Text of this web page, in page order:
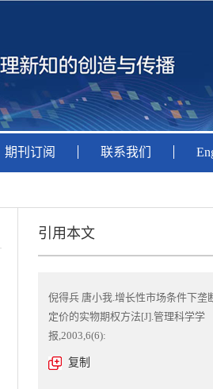
期刊订阅 联系我们
引用本文
倪得兵 唐小我.增长性市场条件下垄
定价的实物期权方法[J].管理科学学
报,2003,6(6):
复制